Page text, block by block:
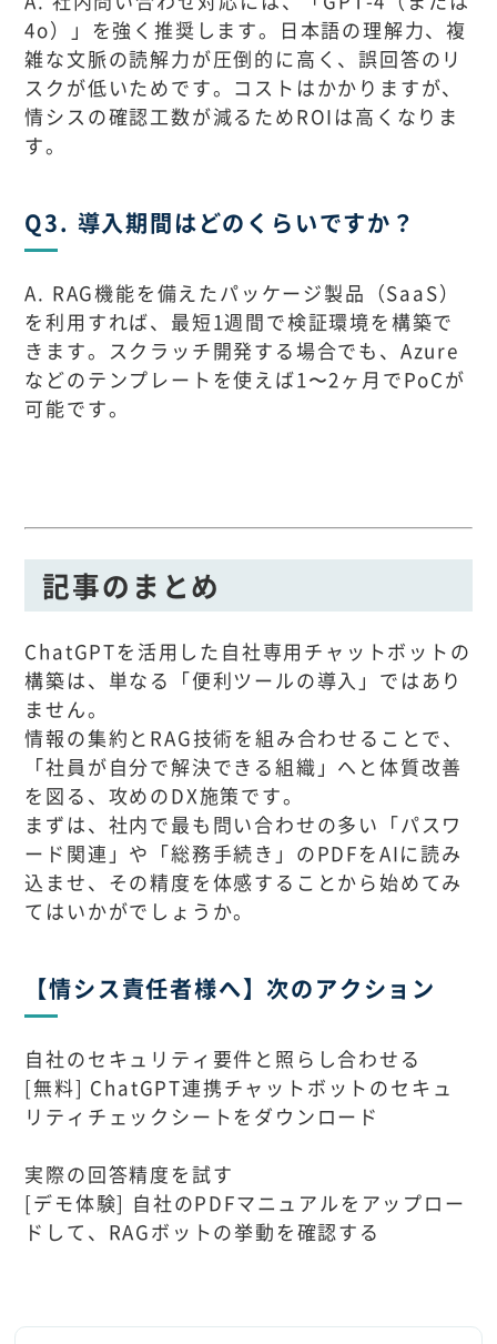
4o）」を強く推奨します。日本語の理解力、複
雑な文脈の読解力が圧倒的に高く、誤回答のリ
スクが低いためです。コストはかかりますが、
情シスの確認工数が減るためROIは高くなりま
す。
Q3. 導入期間はどのくらいですか？
A. RAG機能を備えたパッケージ製品（SaaS）
を利用すれば、最短1週間で検証環境を構築で
きます。スクラッチ開発する場合でも、Azure
などのテンプレートを使えば1〜2ヶ月でPoCが
可能です。
記事のまとめ
ChatGPTを活用した自社専用チャットボットの
構築は、単なる「便利ツールの導入」ではあり
ません。
情報の集約とRAG技術を組み合わせることで、
「社員が自分で解決できる組織」へと体質改善
を図る、攻めのDX施策です。
まずは、社内で最も問い合わせの多い「パスワ
ード関連」や「総務手続き」のPDFをAIに読み
込ませ、その精度を体感することから始めてみ
てはいかがでしょうか。
【情シス責任者様へ】次のアクション
自社のセキュリティ要件と照らし合わせる
[無料] ChatGPT連携チャットボットのセキュ
リティチェックシートをダウンロード
実際の回答精度を試す
[デモ体験] 自社のPDFマニュアルをアップロー
ドして、RAGボットの挙動を確認する